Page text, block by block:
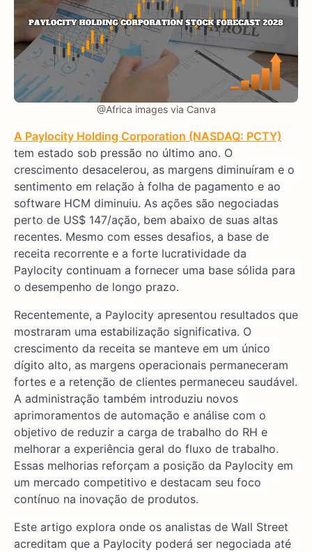
@Africa images via Canva
A Paylocity Holding Corporation (NASDAQ: PCTY)
tem estado sob pressão no último ano. O
crescimento desacelerou, as margens diminuíram e o
sentimento em relação à folha de pagamento e ao
software HCM diminuiu. As ações são negociadas
perto de US$ 147/ação, bem abaixo de suas altas
recentes. Mesmo com esses desafios, a base de
receita recorrente e a forte lucratividade da
Paylocity continuam a fornecer uma base sólida para
o desempenho de longo prazo.
Recentemente, a Paylocity apresentou resultados que
mostraram uma estabilização significativa. O
crescimento da receita se manteve em um único
dígito alto, as margens operacionais permaneceram
fortes e a retenção de clientes permaneceu saudável.
A administração também introduziu novos
aprimoramentos de automação e análise com o
objetivo de reduzir a carga de trabalho do RH e
melhorar a experiência geral do fluxo de trabalho.
Essas melhorias reforçam a posição da Paylocity em
um mercado competitivo e destacam seu foco
contínuo na inovação de produtos.
Este artigo explora onde os analistas de Wall Street
acreditam que a Paylocity poderá ser negociada até